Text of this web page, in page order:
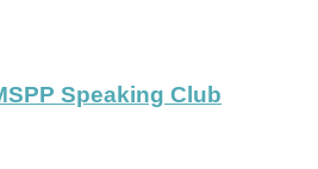
Speaking Club